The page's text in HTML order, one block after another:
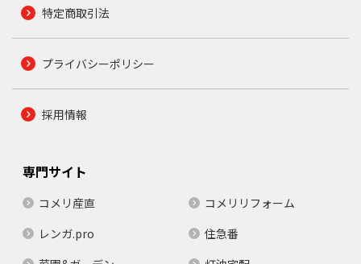
特定商取引法
プライバシーポリシー
採用情報
専門サイト
コメリ産直
コメリリフォーム
レンガ.pro
住急番